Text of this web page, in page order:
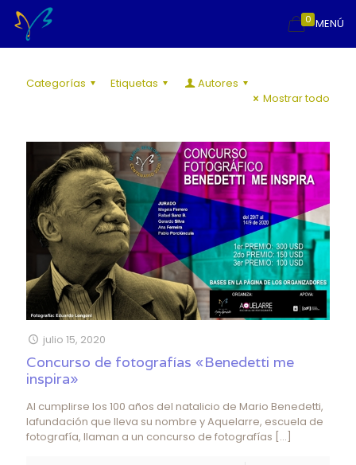
MENÚ
0
Categorías Etiquetas
Autores
Mostrar todo
julio 15, 2020
Concurso de fotografías «Benedetti me
inspira»
Al cumplirse los 100 años del natalicio de Mario Benedetti,
lafundación que lleva su nombre y Aquelarre, escuela de
fotografía, llaman a un concurso de fotografías […]